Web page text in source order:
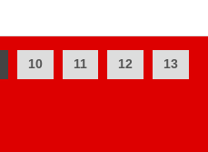
10 11 12
13